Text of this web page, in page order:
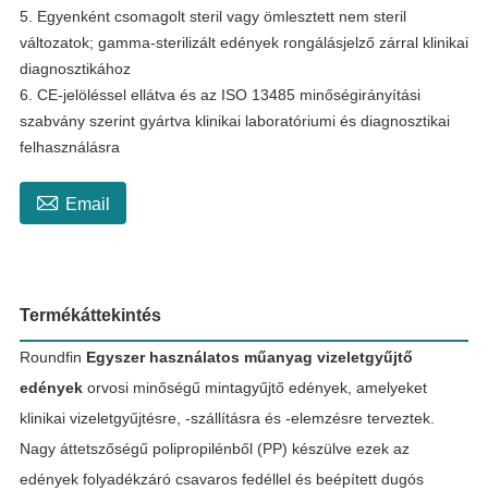
5. Egyenként csomagolt steril vagy ömlesztett nem steril
változatok; gamma-sterilizált edények rongálásjelző zárral klinikai
diagnosztikához
6. CE-jelöléssel ellátva és az ISO 13485 minőségirányítási
szabvány szerint gyártva klinikai laboratóriumi és diagnosztikai
felhasználásra
 Email
Termékáttekintés
Roundfin Egyszer használatos műanyag vizeletgyűjtő
edényekorvosi minőségű mintagyűjtő edények, amelyeket
klinikai vizeletgyűjtésre, -szállításra és -elemzésre terveztek.
Nagy áttetszőségű polipropilénből (PP) készülve ezek az
edények folyadékzáró csavaros fedéllel és beépített dugós